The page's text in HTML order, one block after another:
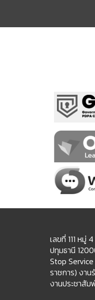
เลขที่ 111 หมู่
ปทุมธานี
Stop
ราชการ) งา
งานประชาสัม